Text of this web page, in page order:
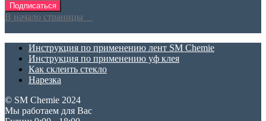
Подписаться
В начало страницы
Инструкция по применению лент SM Chemie
Инструкция по применению уф клея
Как склеить стекло
Нарезка
© SM Chemie 2024
Мы работаем для Вас